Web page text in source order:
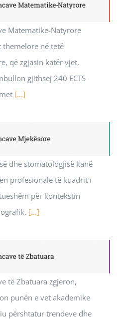
Matematike-Natyrore
në tetë
që zgjasin katër vjet,
gjithsej 240 ECTS
[...]
dhe stomatologjisë kanë
profesionale të kuadrit i
për kontekstin
[...]
të Zbatuara zgjeron,
punën e vet akademike
përshtatur trendeve dhe